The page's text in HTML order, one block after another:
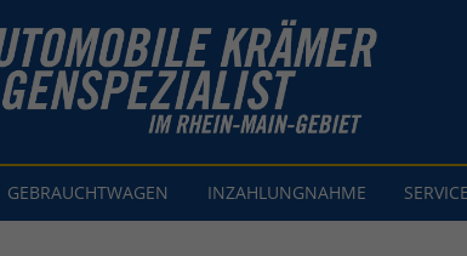
GEBRAUCHTWAGEN INZAHLUNGNAHME SERVICE